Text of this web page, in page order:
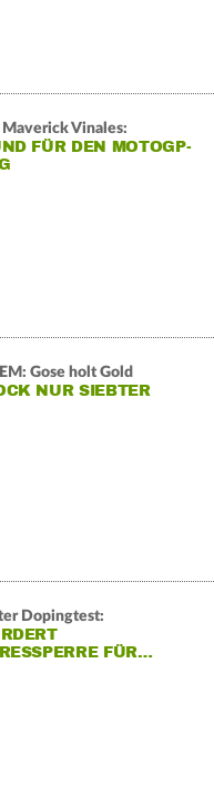
Maverick Vinales:
FÜR DEN MOTOGP-
Gose holt Gold
NUR SIEBTER
Dopingtest:
FÜR…